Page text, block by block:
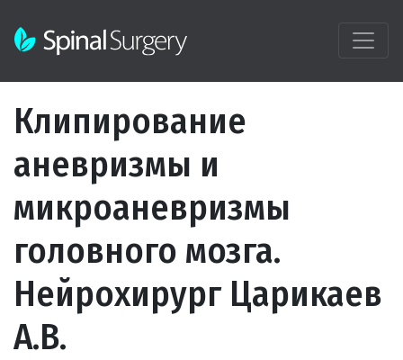
Клипирование
аневризмы и
микроаневризмы
головного мозга.
Нейрохирург Царикаев
А.В.